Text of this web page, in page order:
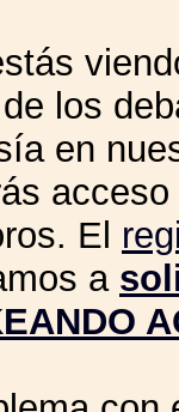
los
en
El
a